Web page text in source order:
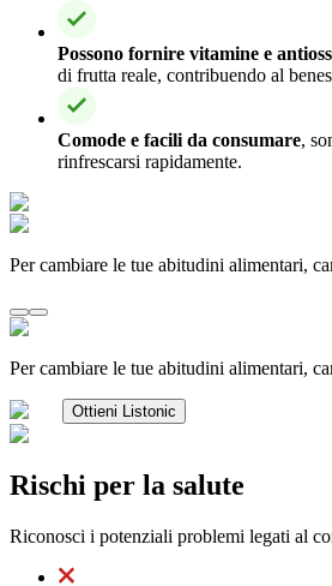
Possono fornire vitamine e
di frutta reale, contribuendo al
Comode e facili da consumare,
rinfrescarsi rapidamente.
Per cambiare le tue abitudini alimentari,
Per cambiare le tue abitudini alimentari,
Ottieni Listonic
Rischi per la salute
Riconosci i potenziali problemi legati al